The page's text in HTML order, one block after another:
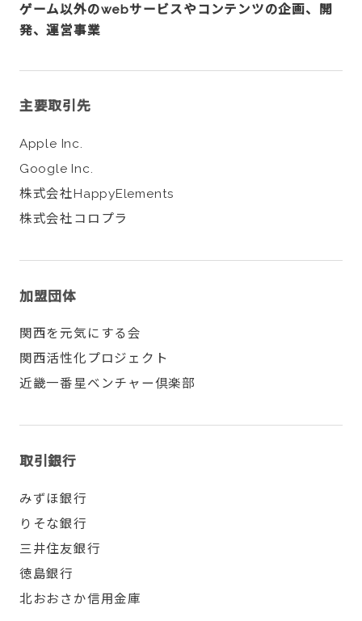
ゲーム以外のwebサービスやコンテンツの企画、開
発、運営事業
主要取引先
Apple Inc.
Google Inc.
株式会社HappyElements
株式会社コロプラ
加盟団体
関西を元気にする会
関西活性化プロジェクト
近畿一番星ベンチャー倶楽部
取引銀行
みずほ銀行
りそな銀行
三井住友銀行
徳島銀行
北おおさか信用金庫